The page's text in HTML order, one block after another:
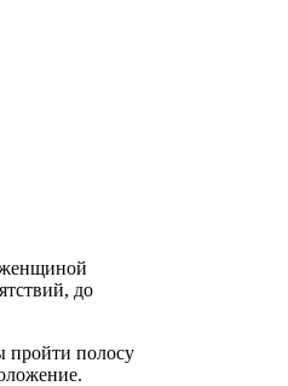
женщиной
до
полосу